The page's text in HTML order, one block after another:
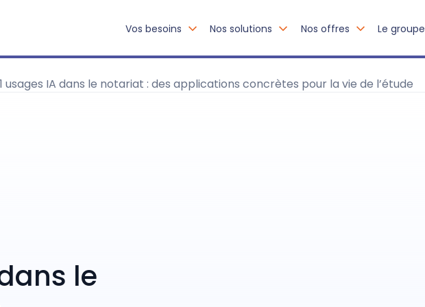
Vos besoins Nos solutions Nos offres Le groupe
usages IA dans le notariat : des applications concrètes pour la vie de l’étude
le